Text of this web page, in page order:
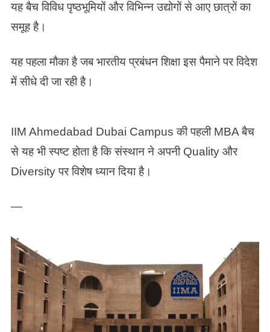
यह बैच विविध पृष्ठभूमियों और विभिन्न उद्योगों से आए छात्रों का
समूह है।
यह पहला मौका है जब भारतीय प्रबंधन शिक्षा इस पैमाने पर विदेश
में सीधे दी जा रही है।
IIM Ahmedabad Dubai Campus की पहली MBA बैच
से यह भी स्पष्ट होता है कि संस्थान ने अपनी Quality और
Diversity पर विशेष ध्यान दिया है।
—